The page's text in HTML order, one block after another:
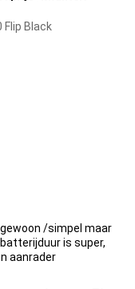
Flip Black
/simpel maar
is super,
aanrader